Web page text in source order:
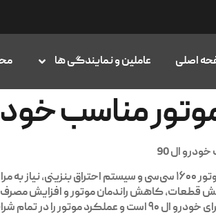
اصلی عاملین و نمایندگی ها
مناسب خودرو
ال 90
با موتور ۱۶۰۰ سی‌سی و سیستم احتراق
قطعات، کاهش راندمان موتور و افزایش
در تمام شرایط رانندگی حفظ می‌کند